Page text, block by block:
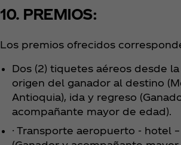
10. PREMIOS:
Los premios ofrecidos
Dos (2) tiquetes aéreos desde
origen del ganador al destino
Antioquia), ida y regreso
acompañante mayor de edad).
· Transporte aeropuerto - hotel